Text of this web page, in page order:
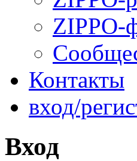
ZIPPO-
Контакты
вход/
Вход